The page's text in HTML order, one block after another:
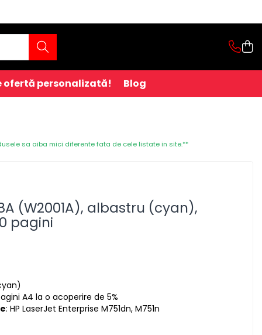
ofertă personalizată! Blog
sa aiba mici diferente fata de cele listate in site.**
(W2001A), albastru (cyan),
pagini
A4 la o acoperire de 5%
: HP LaserJet Enterprise M751dn, M751n